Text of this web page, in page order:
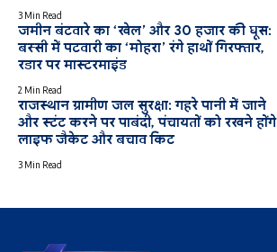
3 Min Read
जमीन बंटवारे का ‘खेल’ और 30 हजार की घूस:
बस्सी में पटवारी का ‘मोहरा’ रंगे हाथों गिरफ्तार,
रडार पर मास्टरमाइंड
2 Min Read
राजस्थान ग्रामीण जल सुरक्षा: गहरे पानी में जाने
और स्टंट करने पर पाबंदी, पंचायतों को रखने होंगे
लाइफ जैकेट और बचाव किट
3 Min Read